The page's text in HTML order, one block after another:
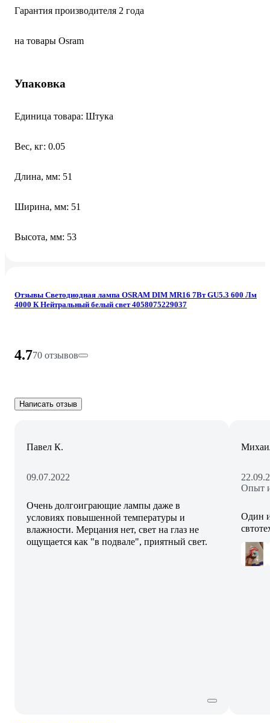
Гарантия производителя 2 года
на товары Osram
Упаковка
Единица товара: Штука
Вес, кг: 0.05
Длина, мм: 51
Ширина, мм: 51
Высота, мм: 53
Отзывы Светодиодная лампа OSRAM DIM MR16 7Вт GU5.3 600 Лм
4000 К Нейтральный белый свет 4058075229037
4.770 отзывов
Написать отзыв
Павел К.
09.07.2022
Очень долгоиграющие лампы даже в
условиях повышенной температуры и
влажности. Мерцания нет, свет на глаз не
ощущается как "в подвале", приятный свет.
Опыт
Один